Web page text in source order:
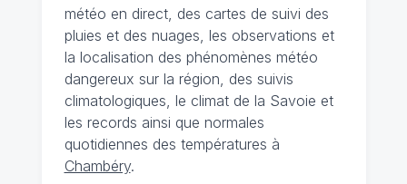
météo en direct, des cartes de suivi des
pluies et des nuages, les observations et
la localisation des phénomènes météo
dangereux sur la région, des suivis
climatologiques, le climat de la Savoie et
les records ainsi que normales
quotidiennes des températures à
Chambéry.